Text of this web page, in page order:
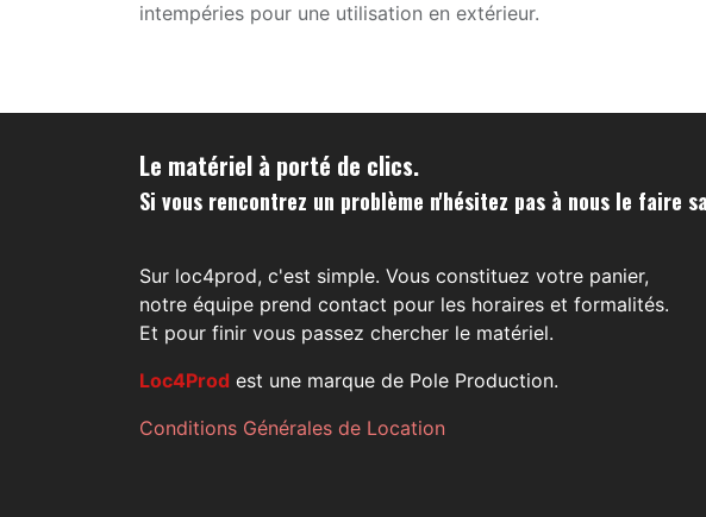
intempéries pour une utilisation en extérieur.
Le matériel à porté de clics.
Si vous rencontrez un problème n'hésitez pas à nous le faire
Sur loc4prod, c'est simple. Vous constituez votre panier,
notre équipe prend contact pour les horaires et formalités.
Et pour finir vous passez chercher le matériel.
Loc4Prod est une marque de Pole Production.
Conditions Générales de Location